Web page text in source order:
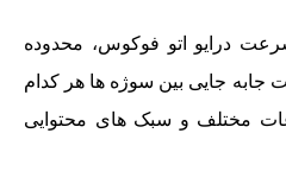
درایو اتو فوکوس، محدوده
جایی بین سوژه ها هر کدام
مختلف و سبک های محتوایی